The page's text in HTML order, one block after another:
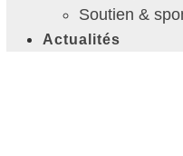
Soutien &
Actualités